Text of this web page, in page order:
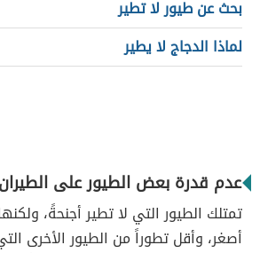
بحث عن طيور لا تطير
لماذا الدجاج لا يطير
عدم قدرة بعض الطيور على الطيران
تمتلك الطيور التي لا تطير أجنحةً،
أصغر، وأقل تطوراً من الطيور الأخرى